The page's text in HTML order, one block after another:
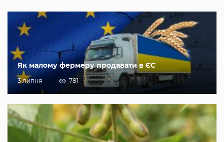
Як малому фермеру продавати в ЄС
3 липня 781